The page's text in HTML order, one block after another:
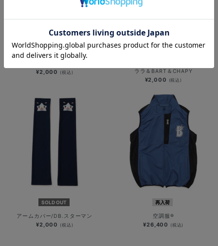
SOLD OUT
¥2,000 (税込)
ララ＆BART＆CHAPY
¥2,000 (税込)
SOLD OUT
アームカバー/DB.スターマン
¥2,000 (税込)
再入荷
空調服®
¥26,400 (税込)